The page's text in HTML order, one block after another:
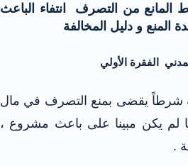
من التصرف انتفاء الباعث
المنع و دليل المخالفة
شرطاً يقضى بمنع التصرف في مال
لم يكن مبينا على باعث مشروع ،
.